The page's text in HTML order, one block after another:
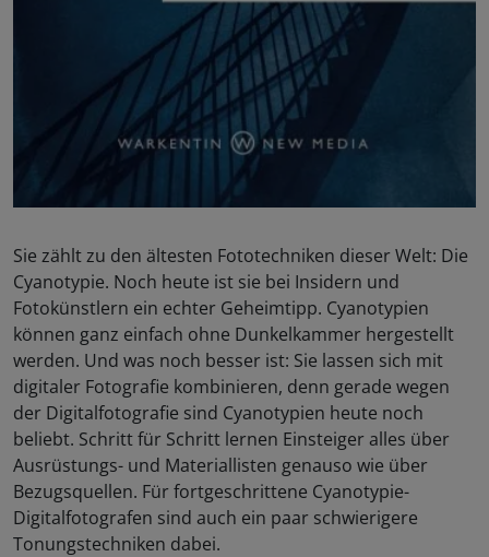
Sie zählt zu den ältesten Fototechniken dieser Welt: Die
Cyanotypie. Noch heute ist sie bei Insidern und
Fotokünstlern ein echter Geheimtipp. Cyanotypien
können ganz einfach ohne Dunkelkammer hergestellt
werden. Und was noch besser ist: Sie lassen sich mit
digitaler Fotografie kombinieren, denn gerade wegen
der Digitalfotografie sind Cyanotypien heute noch
beliebt. Schritt für Schritt lernen Einsteiger alles über
Ausrüstungs- und Materiallisten genauso wie über
Bezugsquellen. Für fortgeschrittene Cyanotypie-
Digitalfotografen sind auch ein paar schwierigere
Tonungstechniken dabei.